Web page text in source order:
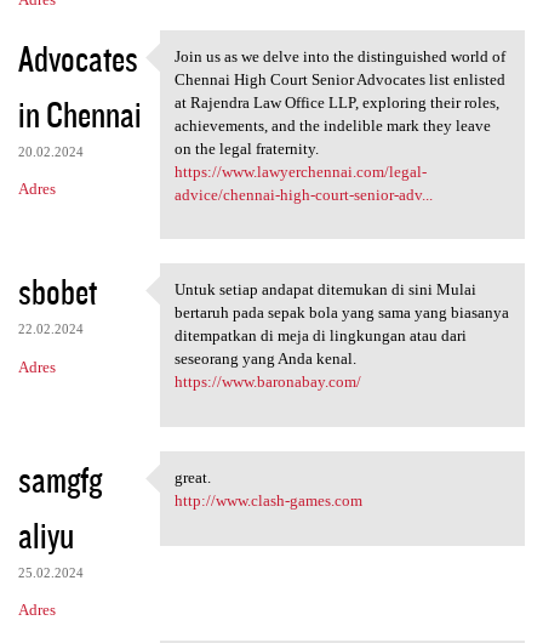
Advocates
in Chennai
20.02.2024
Adres
Join us as we delve into the
Join us as we delve into the distinguished world of
Chennai High Court Senior Advocates list enlisted
at Rajendra Law Office LLP, exploring their roles,
achievements, and the indelible mark they leave
on the legal fraternity.
https://www.lawyerchennai.com/legal-
advice/chennai-high-court-senior-adv...
sbobet
22.02.2024
Adres
Untuk setiap andapat
Untuk setiap andapat ditemukan di sini Mulai
bertaruh pada sepak bola yang sama yang biasanya
ditempatkan di meja di lingkungan atau dari
seseorang yang Anda kenal.
https://www.baronabay.com/
samgfg
aliyu
25.02.2024
Adres
great.
great.
http://www.clash-games.com